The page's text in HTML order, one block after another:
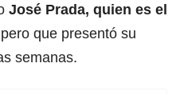
José Prada, quien es el
pero que presentó su
semanas.